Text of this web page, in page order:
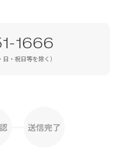
1666
・祝日等を除く）
送信完了